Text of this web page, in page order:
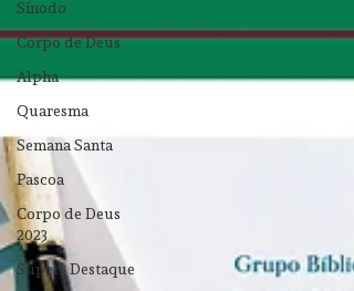
Sínodo
Corpo de Deus
Alpha
Quaresma
Semana Santa
Pascoa
Corpo de Deus
2023
Super_Destaque